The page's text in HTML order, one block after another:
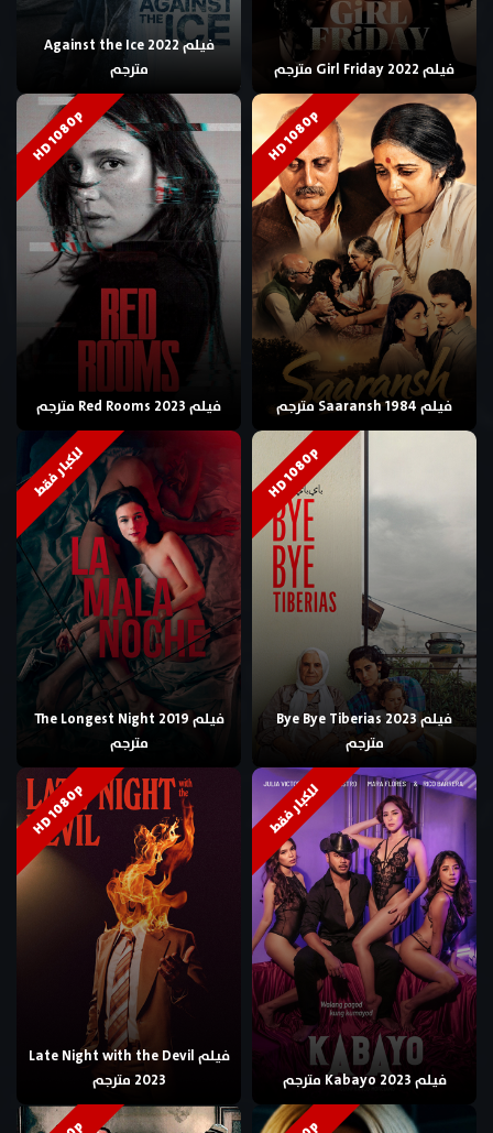
فيلم Girl Friday 2022 مترجم
فيلم Against the Ice 2022
مترجم
HD 1080p
فيلم Saaransh 1984 مترجم
HD 1080p
فيلم Red Rooms 2023 مترجم
HD 1080p
فيلم Bye Bye Tiberias 2023
مترجم
للكبار فقط
فيلم The Longest Night 2019
مترجم
للكبار فقط
فيلم Kabayo 2023 مترجم
HD 1080p
فيلم Late Night with the Devil
2023 مترجم